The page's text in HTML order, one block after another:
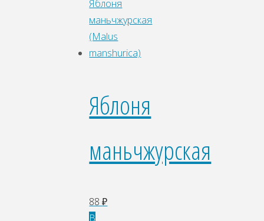
Яблоня
маньчжурская
88₽
В